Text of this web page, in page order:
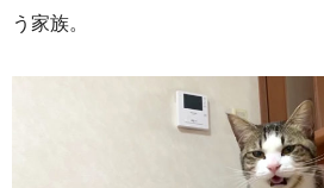
う家族。